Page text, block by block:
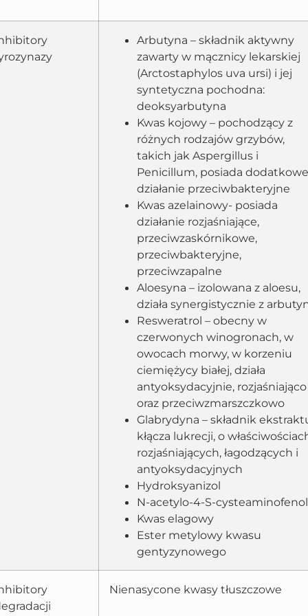
Arbutyna – składnik aktywny
zawarty w mącznicy lekarskiej
(Arctostaphylos uva ursi) i jej
syntetyczna pochodna:
deoksyarbutyna
Kwas kojowy – pochodzący z
różnych rodzajów grzybów,
takich jak Aspergillus i
Penicillum, posiada dodatkowe
działanie przeciwbakteryjne
Kwas azelainowy- posiada
działanie rozjaśniające,
przeciwzaskórnikowe,
przeciwbakteryjne,
przeciwzapalne
Aloesyna – izolowana z aloesu,
działa synergistycznie z
Resweratrol – obecny w
czerwonych winogronach, w
owocach morwy, w korzeniu
ciemiężycy białej, działa
antyoksydacyjnie, rozjaśniająco
oraz przeciwzmarszczkowo
Glabrydyna – składnik
kłącza lukrecji, o
rozjaśniających, łagodzących i
antyoksydacyjnych
Hydroksyanizol
N-acetylo-4-S-cysteaminofenol
Kwas elagowy
Ester metylowy kwasu
gentyzynowego
Nienasycone kwasy tłuszczowe